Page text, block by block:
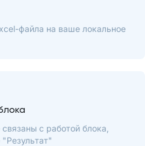
файла на ваше локальное
с работой блока,